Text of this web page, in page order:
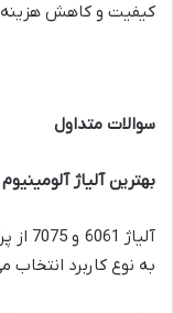
کیفیت و کاهش
سوالات متداول
بهترین آلیاژ
به نوع کاربرد انتخاب